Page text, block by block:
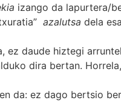
izango da lapurtera/
azalutsa dela
ez daude hiztegi
dira bertan.
da: ez dago bertsio